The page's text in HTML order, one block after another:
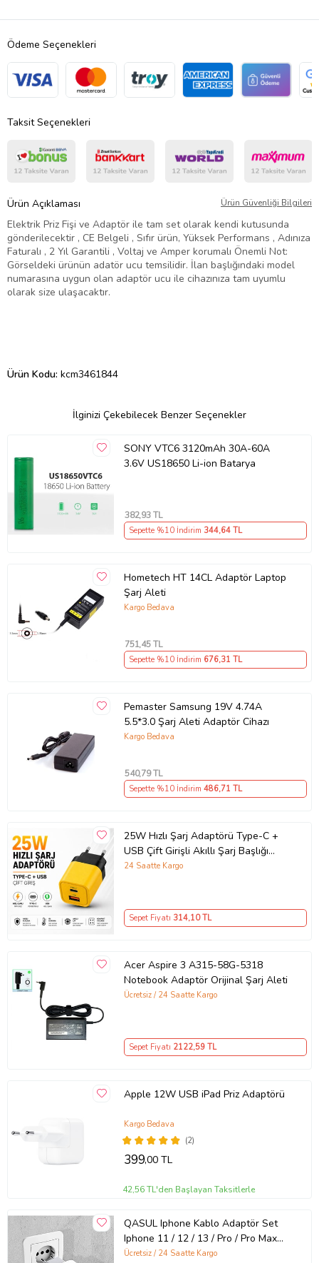
Ödeme Seçenekleri
Taksit Seçenekleri
Ürün Açıklaması Ürün Güvenliği Bilgileri
Elektrik Priz Fişi ve Adaptör ile tam set olarak kendi kutusunda
gönderilecektir , CE Belgeli , Sıfır ürün, Yüksek Performans , Adınıza
Faturalı , 2 Yıl Garantili , Voltaj ve Amper korumalı Önemli Not:
Görseldeki ürünün adatör ucu temsilidir. İlan başlığındaki model
numarasına uygun olan adaptör ucu ile cihazınıza tam uyumlu
olarak size ulaşacaktır.
Ürün Kodu: kcm3461844
İlginizi Çekebilecek Benzer Seçenekler
SONY VTC6 3120mAh 30A-60A
3.6V US18650 Li-ion Batarya
382,93 TL
Sepette %10 İndirim 344,64 TL
Hometech HT 14CL Adaptör Laptop
Şarj Aleti
Kargo Bedava
751,45 TL
Sepette %10 İndirim 676,31 TL
Pemaster Samsung 19V 4.74A
5.5*3.0 Şarj Aleti Adaptör Cihazı
Kargo Bedava
540,79 TL
Sepette %10 İndirim 486,71 TL
25W Hızlı Şarj Adaptörü Type-C +
USB Çift Girişli Akıllı Şarj Başlığı
Kompakt Tasarım
24 Saatte Kargo
Sepet Fiyatı 314,10 TL
Acer Aspire 3 A315-58G-5318
Notebook Adaptör Orijinal Şarj Aleti
Ücretsiz / 24 Saatte Kargo
Sepet Fiyatı 2122,59 TL
Apple 12W USB iPad Priz Adaptörü
(2)
Kargo Bedava
399,00 TL
42,56 TL'den Başlayan Taksitlerle
QASUL Iphone Kablo Adaptör Set
Iphone 11 / 12 / 13 / Pro / Pro Max
Uyumlu Şarj Aleti Seti
Ücretsiz / 24 Saatte Kargo